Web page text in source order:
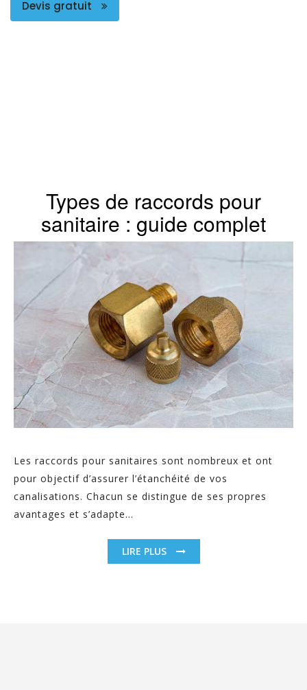
Devis gratuit
Types de raccords pour
sanitaire : guide complet
Les raccords pour sanitaires sont nombreux et ont
pour objectif d’assurer l’étanchéité de vos
canalisations. Chacun se distingue de ses propres
avantages et s’adapte...
LIRE PLUS